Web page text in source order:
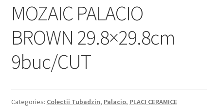
Magazin
Plată
MOZAIC PALACIO
BROWN 29.8×29.8cm
9buc/CUT
Categories: Colectii Tubadzin, Palacio, PLACI CERAMICE